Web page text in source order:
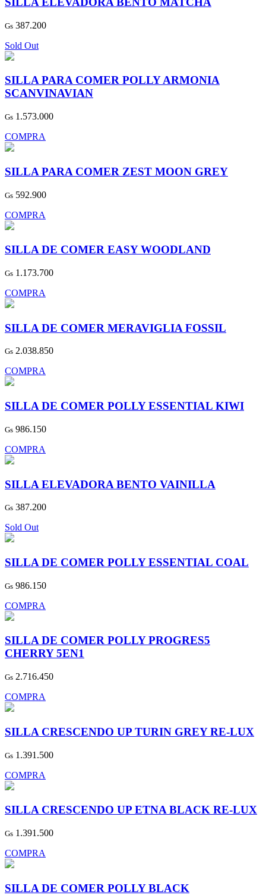
Gs 387.200
Sold Out
SILLA PARA COMER POLLY ARMONIA
SCANVINAVIAN
Gs 1.573.000
COMPRA
SILLA PARA COMER ZEST MOON GREY
Gs 592.900
COMPRA
SILLA DE COMER EASY WOODLAND
Gs 1.173.700
COMPRA
SILLA DE COMER MERAVIGLIA FOSSIL
Gs 2.038.850
COMPRA
SILLA DE COMER POLLY ESSENTIAL KIWI
Gs 986.150
COMPRA
SILLA ELEVADORA BENTO VAINILLA
Gs 387.200
Sold Out
SILLA DE COMER POLLY ESSENTIAL COAL
Gs 986.150
COMPRA
SILLA DE COMER POLLY PROGRES5
CHERRY 5EN1
Gs 2.716.450
COMPRA
SILLA CRESCENDO UP TURIN GREY RE-LUX
Gs 1.391.500
COMPRA
SILLA CRESCENDO UP ETNA BLACK RE-LUX
Gs 1.391.500
COMPRA
SILLA DE COMER POLLY BLACK